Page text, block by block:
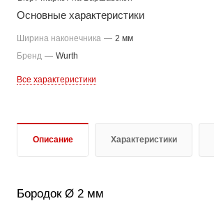
Основные характеристики
Ширина наконечника — 2 мм
Бренд — Wurth
Все характеристики
Описание Характеристики
Бородок Ø 2 мм